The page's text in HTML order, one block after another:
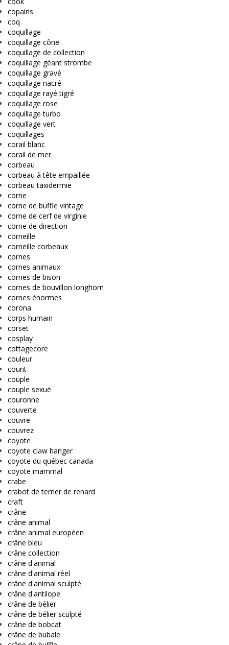
copains
coq
coquillage
coquillage cône
coquillage de collection
coquillage géant strombe
coquillage gravé
coquillage nacré
coquillage rayé tigré
coquillage rose
coquillage turbo
coquillage vert
coquillages
corail blanc
corail de mer
corbeau
corbeau à tête empaillée
corbeau taxidermie
corne
corne de buffle vintage
corne de cerf de virginie
corne de direction
corneille
corneille corbeaux
cornes
cornes animaux
cornes de bison
cornes de bouvillon longhorn
cornes énormes
corona
corps humain
corset
cosplay
cottagecore
couleur
count
couple
couple sexué
couronne
couverte
couvre
couvrez
coyote
coyote claw hanger
coyote du québec canada
coyote mammal
crabe
crabot de terrier de renard
craft
crâne
crâne animal
crâne animal européen
crâne bleu
crâne collection
crâne d'animal
crâne d'animal réel
crâne d'animal sculpté
crâne d'antilope
crâne de bélier
crâne de bélier sculpté
crâne de bobcat
crâne de bubale